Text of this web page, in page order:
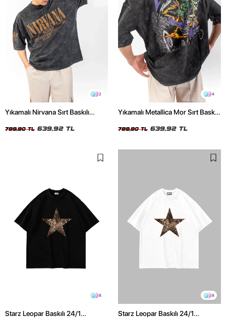
2
Yıkamalı Nirvana Sırt Baskılı
799,90 TL 639,92 TL
4
Yıkamalı Metallica Mor Sırt Baskılı
799,90 TL 639,92 TL
8
Starz Leopar Baskılı 24/1
8
Starz Leopar Baskılı 24/1